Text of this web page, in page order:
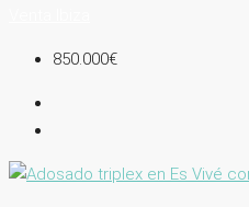
850.000€